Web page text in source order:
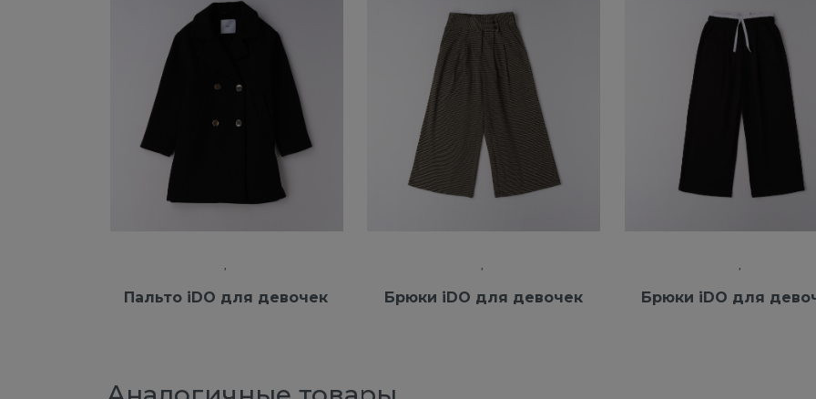
Пальто iDO для девочек Брюки iDO для девочек Брюки iDO для